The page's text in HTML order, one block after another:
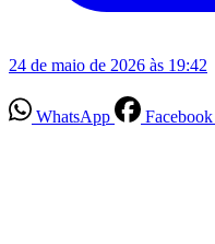
24 de maio de 2026 às 19:42
WhatsApp Facebook